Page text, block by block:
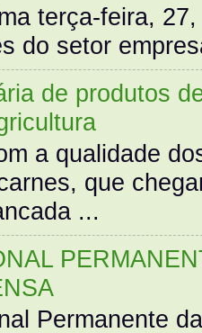
terça-feira,
do setor
de produtos
a qualidade
que
...
Permanente